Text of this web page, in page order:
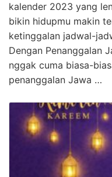
kalender 2023 yang
bikin hidupmu makin
ketinggalan jadwal-
Dengan Penanggalan
nggak cuma biasa-
penanggalan Jawa …